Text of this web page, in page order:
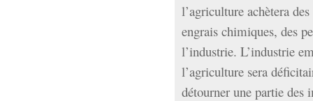
l’agriculture achètera
engrais chimiques, des
l’industrie. L’industrie
l’agriculture sera
détourner une partie des